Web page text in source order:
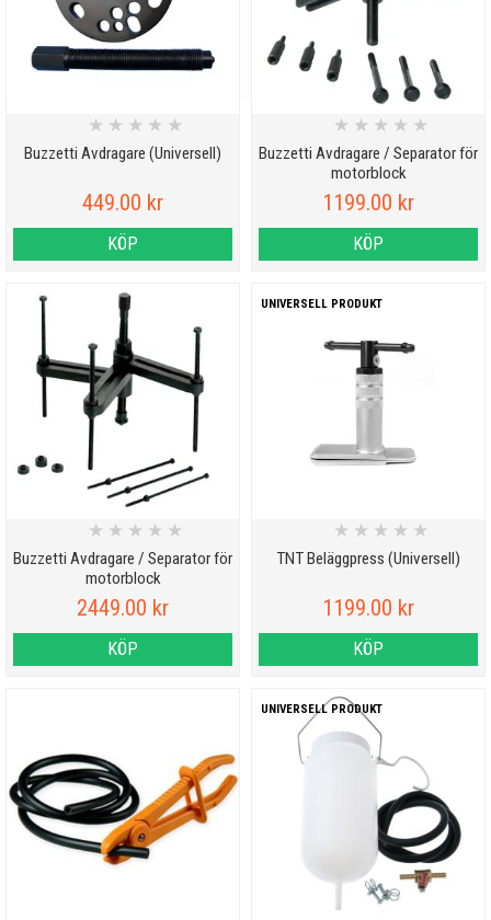
Buzzetti Avdragare (Universell)
★ ★ ★ ★ ★
449.00 kr
KÖP
Buzzetti Avdragare / Separator för
motorblock
★ ★ ★ ★ ★
1199.00 kr
KÖP
Buzzetti Avdragare / Separator för
motorblock
★ ★ ★ ★ ★
2449.00 kr
KÖP
UNIVERSELL PRODUKT
TNT Beläggpress (Universell)
★ ★ ★ ★ ★
1199.00 kr
KÖP
UNIVERSELL PRODUKT